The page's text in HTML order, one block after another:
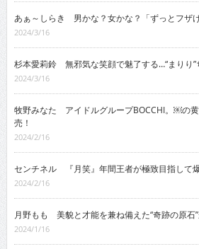
あぁ～しらき 男かな？女かな？「ずっとフザけ
2024/3/16
杉本愛莉鈴 無邪気な笑顔で魅了する…“まりり”
2024/3/16
牧野みなた アイドルグループBOCCHI。￼の
売！
2024/2/16
センチネル 『月笑』年間王者が極致目指して
2024/2/16
月野もも 美貌と才能を兼ね備えた“奇跡の原石”
2024/1/16